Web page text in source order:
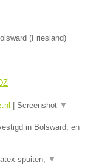
(Friesland)
Screenshot ▼
in Bolsward, en
spuiten, ▼